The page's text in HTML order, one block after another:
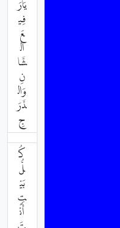
يَارَ
فِي
عَ
ال
شَّا
نِ
وَال
دَّرَ
جِ
كُ
لُّ
بَيْ
تٍ
أَنْ